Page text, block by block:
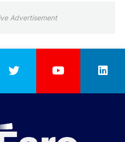
Advertisement